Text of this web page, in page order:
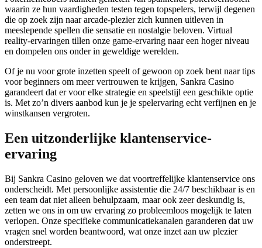
waarin ze hun vaardigheden testen tegen topspelers, terwijl degenen
die op zoek zijn naar arcade-plezier zich kunnen uitleven in
meeslepende spellen die sensatie en nostalgie beloven. Virtual
reality-ervaringen tillen onze game-ervaring naar een hoger niveau
en dompelen ons onder in geweldige werelden.
Of je nu voor grote inzetten speelt of gewoon op zoek bent naar tips
voor beginners om meer vertrouwen te krijgen, Sankra Casino
garandeert dat er voor elke strategie en speelstijl een geschikte optie
is. Met zo’n divers aanbod kun je je spelervaring echt verfijnen en je
winstkansen vergroten.
Een uitzonderlijke klantenservice-
ervaring
Bij Sankra Casino geloven we dat voortreffelijke klantenservice ons
onderscheidt. Met persoonlijke assistentie die 24/7 beschikbaar is en
een team dat niet alleen behulpzaam, maar ook zeer deskundig is,
zetten we ons in om uw ervaring zo probleemloos mogelijk te laten
verlopen. Onze specifieke communicatiekanalen garanderen dat uw
vragen snel worden beantwoord, wat onze inzet aan uw plezier
onderstreept.